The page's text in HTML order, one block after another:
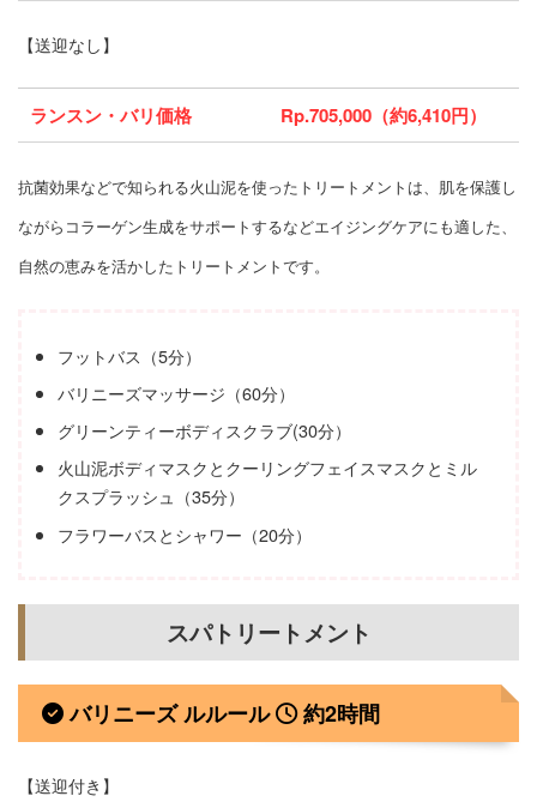
【送迎なし】
ランスン・バリ価格 Rp.705,000（約6,410円）
抗菌効果などで知られる火山泥を使ったトリートメントは、肌を保護し
ながらコラーゲン生成をサポートするなどエイジングケアにも適した、
自然の恵みを活かしたトリートメントです。
フットバス（5分）
バリニーズマッサージ（60分）
グリーンティーボディスクラブ(30分）
火山泥ボディマスクとクーリングフェイスマスクとミル
クスプラッシュ（35分）
フラワーバスとシャワー（20分）
スパトリートメント
バリニーズ ルルール 約2時間
【送迎付き】